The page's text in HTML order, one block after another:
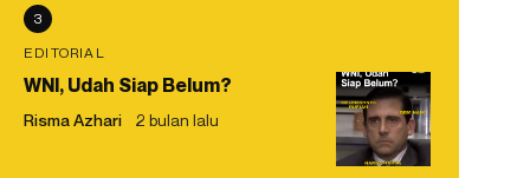
3
EDITORIAL
WNI, Udah Siap Belum?
Risma Azhari 2 bulan lalu